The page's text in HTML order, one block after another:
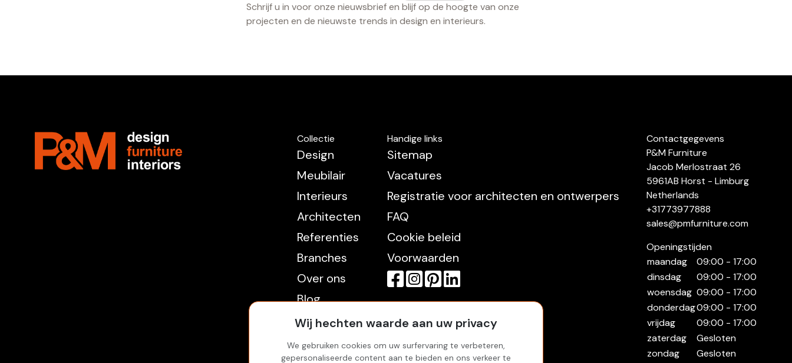
Schrijf u in voor onze nieuwsbrief en blijf op de hoogte van onze
projecten en de nieuwste trends in design en interieurs.
Collectie
Design
Meubilair
Interieurs
Architecten
Referenties
Branches
Over ons
Blog
Contact
Handige links
Sitemap
Vacatures
Registratie voor architecten en ontwerpers
FAQ
Cookie beleid
Voorwaarden
Contactgegevens
P&M Furniture
Jacob Merlostraat 26
5961AB Horst - Limburg
Netherlands
+31773977888
sales@pmfurniture.com
Openingstijden
maandag
09:00 - 17:00
dinsdag
09:00 - 17:00
woensdag 09:00 - 17:00
donderdag09:00 - 17:00
vrijdag
09:00 - 17:00
zaterdag
Gesloten
zondag
Gesloten
Wij hechten waarde aan uw privacy
We gebruiken cookies om uw surfervaring te verbeteren,
gepersonaliseerde content aan te bieden en ons verkeer te